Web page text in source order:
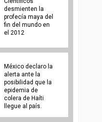
desmienten la
profecía maya del
fin del mundo en
el 2012
México declaro la
alerta ante la
posibilidad que la
epidemia de
colera de Haíti
llegue al país.